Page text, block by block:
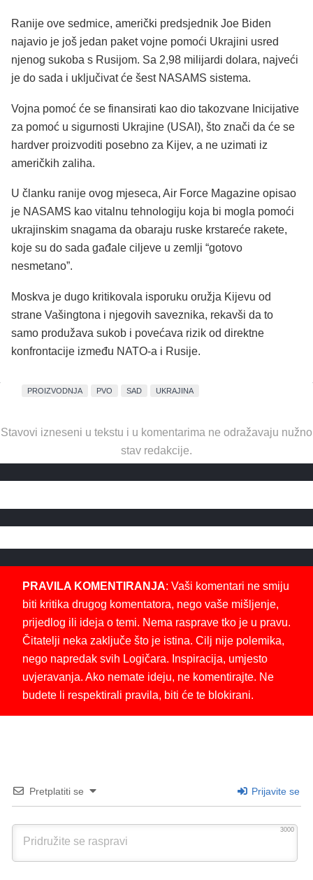
Ranije ove sedmice, američki predsjednik Joe Biden
najavio je još jedan paket vojne pomoći Ukrajini usred
njenog sukoba s Rusijom. Sa 2,98 milijardi dolara, najveći
je do sada i uključivat će šest NASAMS sistema.
Vojna pomoć će se finansirati kao dio takozvane Inicijative
za pomoć u sigurnosti Ukrajine (USAI), što znači da će se
hardver proizvoditi posebno za Kijev, a ne uzimati iz
američkih zaliha.
U članku ranije ovog mjeseca, Air Force Magazine opisao
je NASAMS kao vitalnu tehnologiju koja bi mogla pomoći
ukrajinskim snagama da obaraju ruske krstareće rakete,
koje su do sada gađale ciljeve u zemlji “gotovo
nesmetano”.
Moskva je dugo kritikovala isporuku oružja Kijevu od
strane Vašingtona i njegovih saveznika, rekavši da to
samo produžava sukob i povećava rizik od direktne
konfrontacije između NATO-a i Rusije.
PROIZVODNJA PVO SAD UKRAJINA
Stavovi izneseni u tekstu i u komentarima ne odražavaju nužno
stav redakcije.
PRAVILA KOMENTIRANJA: Vaši komentari ne smiju
biti kritika drugog komentatora, nego vaše mišljenje,
prijedlog ili ideja o temi. Nema rasprave tko je u pravu.
Čitatelji neka zaključe što je istina. Cilj nije polemika,
nego napredak svih Logičara. Inspiracija, umjesto
uvjeravanja. Ako nemate ideju, ne komentirajte. Ne
budete li respektirali pravila, biti će te blokirani.
Pretplatiti se Prijavite se
3000